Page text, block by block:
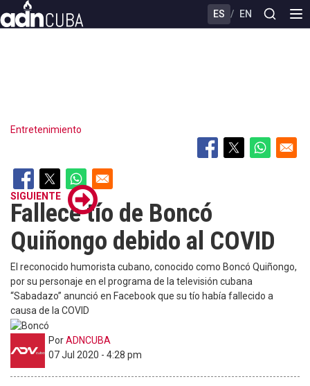
to
ES / EN
Entretenimiento
SIGUIENTE
Fallece tío de Boncó
Quiñongo debido al COVID
El reconocido humorista cubano, conocido como Boncó Quiñongo,
por su personaje en el programa de la televisión cubana
“Sabadazo” anunció en Facebook que su tío había fallecido a
causa de la COVID
PorADNCUBA
07 Jul 2020 - 4:28 pm